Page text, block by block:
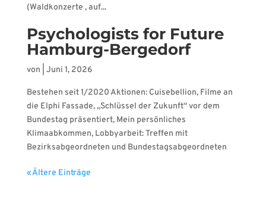
(Waldkonzerte , auf...
Psychologists for Future
Hamburg-Bergedorf
von Juni 1, 2026
Bestehen seit 1/2020 Aktionen: Cuisebellion, Filme an
die Elphi Fassade, „Schlüssel der Zukunft“ vor dem
Bundestag präsentiert, Mein persönliches
Klimaabkommen, Lobbyarbeit: Treffen mit
Bezirksabgeordneten und Bundestagsabgeordneten
« Ältere Einträge